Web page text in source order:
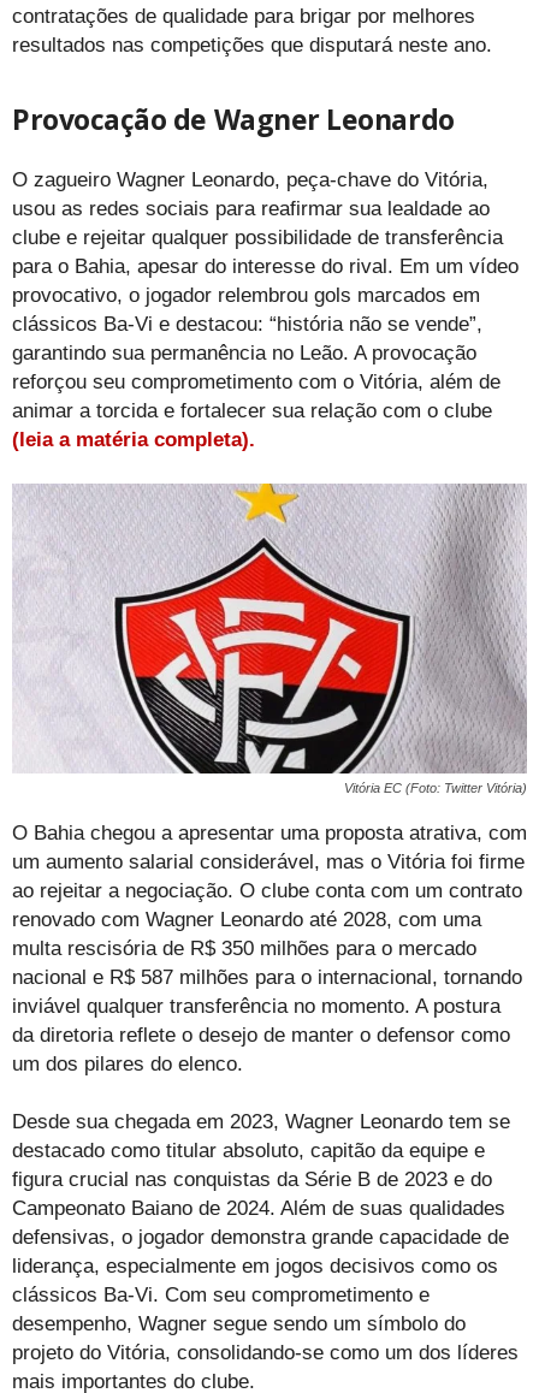
contratações de qualidade para brigar por melhores
resultados nas competições que disputará neste ano.
Provocação de Wagner Leonardo
O zagueiro Wagner Leonardo, peça-chave do Vitória,
usou as redes sociais para reafirmar sua lealdade ao
clube e rejeitar qualquer possibilidade de transferência
para o Bahia, apesar do interesse do rival. Em um vídeo
provocativo, o jogador relembrou gols marcados em
clássicos Ba-Vi e destacou: “história não se vende”,
garantindo sua permanência no Leão. A provocação
reforçou seu comprometimento com o Vitória, além de
animar a torcida e fortalecer sua relação com o clube
(leia a matéria completa).
Vitória EC (Foto: Twitter Vitória)
O Bahia chegou a apresentar uma proposta atrativa, com
um aumento salarial considerável, mas o Vitória foi firme
ao rejeitar a negociação. O clube conta com um contrato
renovado com Wagner Leonardo até 2028, com uma
multa rescisória de R$ 350 milhões para o mercado
nacional e R$ 587 milhões para o internacional, tornando
inviável qualquer transferência no momento. A postura
da diretoria reflete o desejo de manter o defensor como
um dos pilares do elenco.
Desde sua chegada em 2023, Wagner Leonardo tem se
destacado como titular absoluto, capitão da equipe e
figura crucial nas conquistas da Série B de 2023 e do
Campeonato Baiano de 2024. Além de suas qualidades
defensivas, o jogador demonstra grande capacidade de
liderança, especialmente em jogos decisivos como os
clássicos Ba-Vi. Com seu comprometimento e
desempenho, Wagner segue sendo um símbolo do
projeto do Vitória, consolidando-se como um dos líderes
mais importantes do clube.